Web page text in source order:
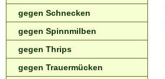
gegen Schnecken
gegen Spinnmilben
gegen Thrips
gegen Trauermücken